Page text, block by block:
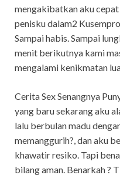
mengakibatkan aku
penisku dalam2
Sampai habis. Sampai
menit berikutnya kami
mengalami kenikmatan
Cerita Sex Senangnya
yang baru sekarang aku
lalu berbulan madu
memanggurih?, dan aku
khawatir resiko. Tapi
bilang aman. Benarkah ?